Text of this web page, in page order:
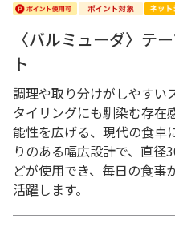
〈バルミューダ〉テ
ト
調理や取り分けがしやすい
タイリングにも馴染む存在
能性を広げる、現代の食卓
りのある幅広設計で、直
どが使用でき、毎日の食事
活躍します。